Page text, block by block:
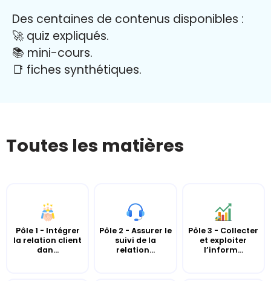
Des centaines de contenus disponibles :
🚀 quiz expliqués.
📚 mini-cours.
📑 fiches synthétiques.
Toutes les matières
Pôle 1 - Intégrer
la relation client
dan...
Pôle 2 - Assurer le
suivi de la
relation...
Pôle 3 - Collecter
et exploiter
l’inform...